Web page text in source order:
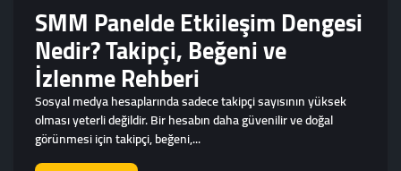
SMM Panelde Etkileşim Dengesi
Nedir? Takipçi, Beğeni ve
İzlenme Rehberi
Sosyal medya hesaplarında sadece takipçi sayısının yüksek
olması yeterli değildir. Bir hesabın daha güvenilir ve doğal
görünmesi için takipçi, beğeni,...